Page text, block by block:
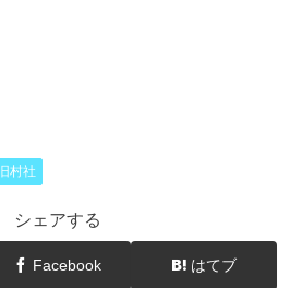
旧村社
シェアする
Facebook はてブ